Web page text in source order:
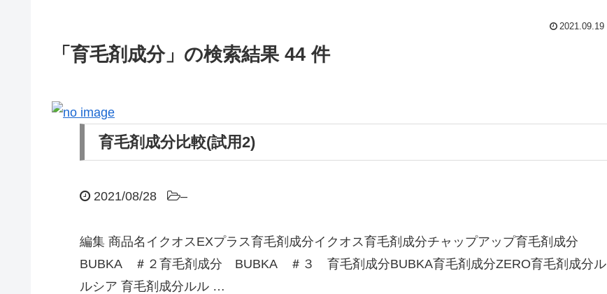
2021.09.19
「育毛剤成分」の検索結果 44 件
育毛剤成分比較(試用2)
2021/08/28 –
編集 商品名イクオスEXプラス育毛剤成分イクオス育毛剤成分チャップアップ育毛剤成分
BUBKA ＃２育毛剤成分 BUBKA ＃３ 育毛剤成分BUBKA育毛剤成分ZERO育毛剤成分ル
ルシア 育毛剤成分ルル …